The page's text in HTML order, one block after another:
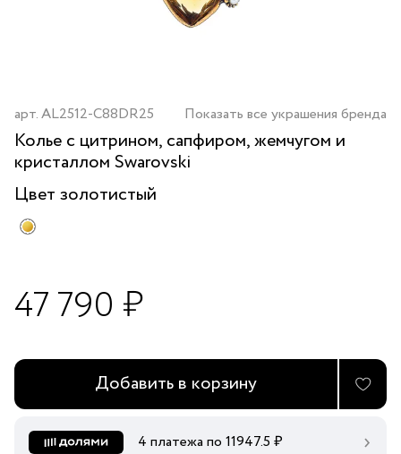
арт.AL2512-C88DR25 Показать все украшения бренда
Колье с цитрином, сапфиром, жемчугом и
кристаллом Swarovski
Цвет золотистый
47 790 ₽
Добавить в корзину
4 платежа по 11947.5 ₽